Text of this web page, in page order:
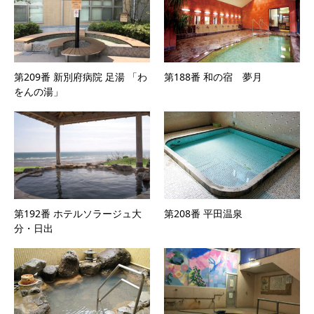
第209番 新別府病院 足湯 「わ
をんの湯」
第188番 和の宿 夢月
第192番 ホテルソラージュ大
分・日出
第208番 平田温泉